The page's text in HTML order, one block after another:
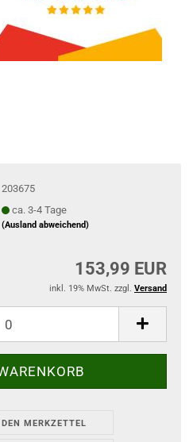
203675
ca. 3-4 Tage
(Ausland abweichend)
153,99 EUR
inkl. 19% MwSt. zzgl. Versand
MERKZETTEL